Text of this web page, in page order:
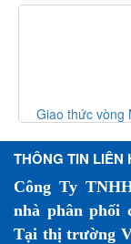
Giao thức vòng
THÔNG TIN LIÊN
Công Ty
nhà phân phối
Tại thị trường